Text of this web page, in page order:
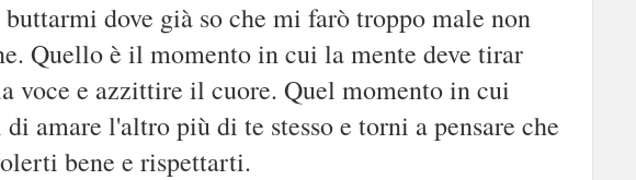
buttarmi dove già so che mi farò troppo male non
Quello è il momento in cui la mente deve tirar
voce e azzittire il cuore. Quel momento in cui
amare l'altro più di te stesso e torni a pensare che
bene e rispettarti.